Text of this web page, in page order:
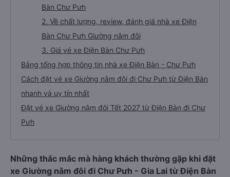
Bàn Chư Pưh
2. Về chất lượng, review, đánh giá nhà xe Điện
Bàn Chư Pưh Giường nằm đôi
3. Giá vé xe Điện Bàn Chư Pưh
Bảng tổng hợp thông tin nhà xe Điện Bàn - Chư Pưh
Cách đặt vé xe Giường nằm đôi đi Chư Pưh từ Điện Bàn
nhanh và uy tín nhất
Đặt vé xe Giường nằm đôi Tết 2027 từ Điện Bàn đi Chư
Pưh
Những thắc mắc mà hàng khách thường gặp khi đặt
xe Giường nằm đôi đi Chư Pưh - Gia Lai từ Điện Bàn